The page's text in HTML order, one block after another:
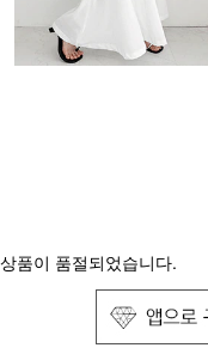
상품이 품절되었습니다.